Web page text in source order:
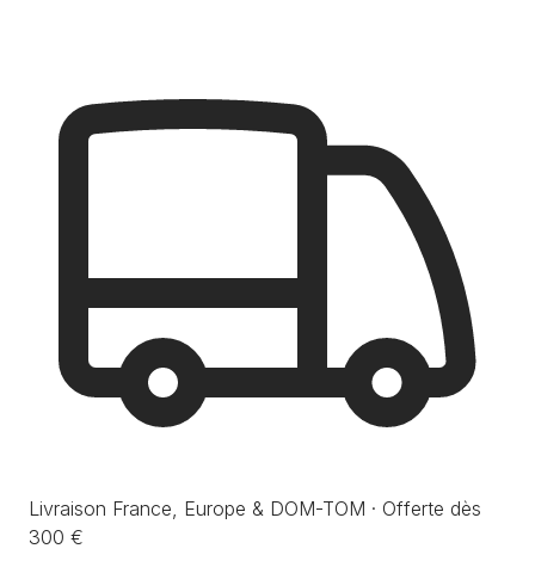
Livraison France, Europe & DOM-TOM · Offerte dès
300 €